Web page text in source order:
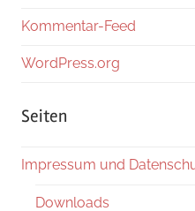
Kommentar-Feed
WordPress.org
Seiten
Impressum und
Downloads